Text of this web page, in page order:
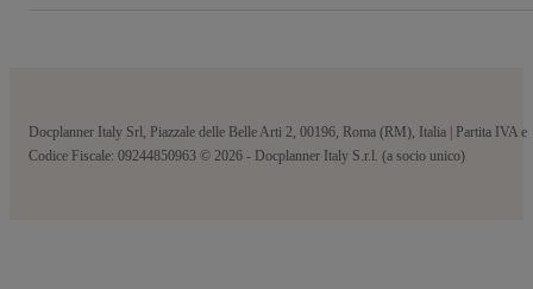
Docplanner Italy Srl, Piazzale delle Belle Arti 2, 00196, Roma (RM), Italia | Partita IVA e
Codice Fiscale: 09244850963 © 2026 - Docplanner Italy S.r.l. (a socio unico)